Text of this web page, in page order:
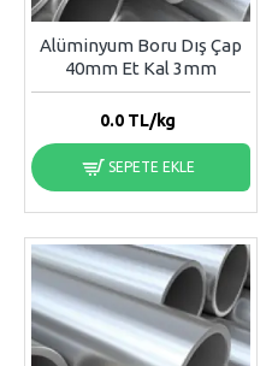
Alüminyum Boru Dış Çap
40mm Et Kal 3mm
0.0TL/kg
SEPETE EKLE